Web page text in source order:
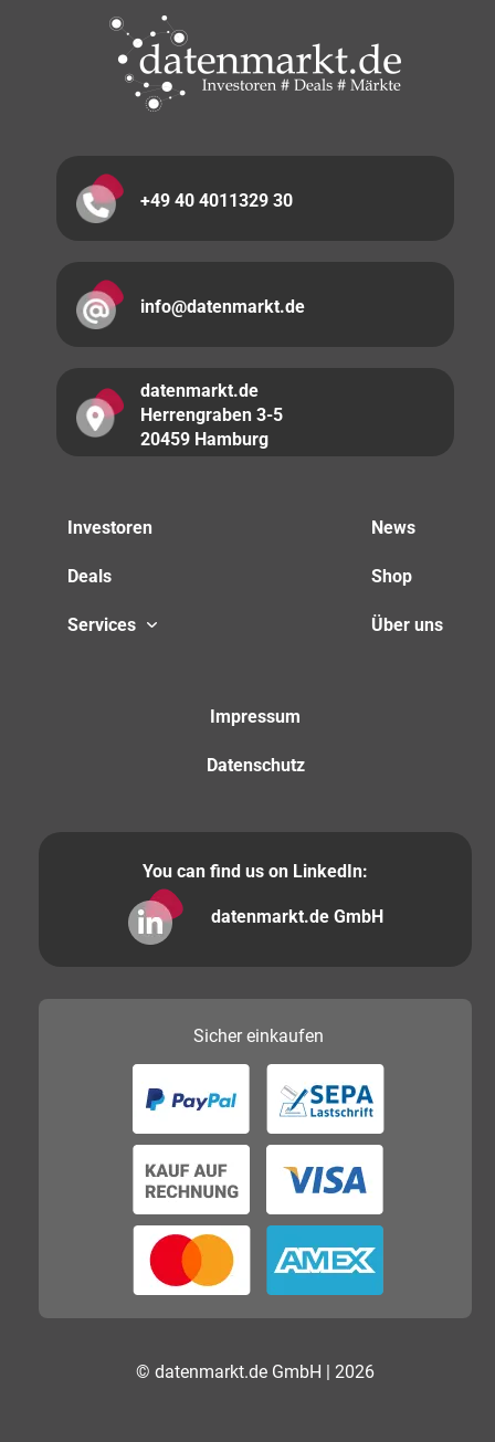
+49 40 4011329 30
info@datenmarkt.de
datenmarkt.de
Herrengraben 3-5
20459 Hamburg
Investoren
Deals
Services
News
Shop
Über uns
Impressum
Datenschutz
You can find us on LinkedIn:
datenmarkt.de GmbH
Sichereinkaufen
© datenmarkt.de GmbH | 2026